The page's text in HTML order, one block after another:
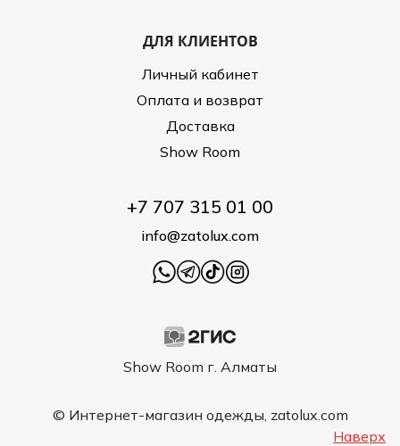
ДЛЯ КЛИЕНТОВ
Личный кабинет
Оплата и возврат
Доставка
Show Room
Show Room г. Алматы
+7 707 315 01 00
info@zatolux.com
© Интернет-магазин одежды, zatolux.com
Наверх